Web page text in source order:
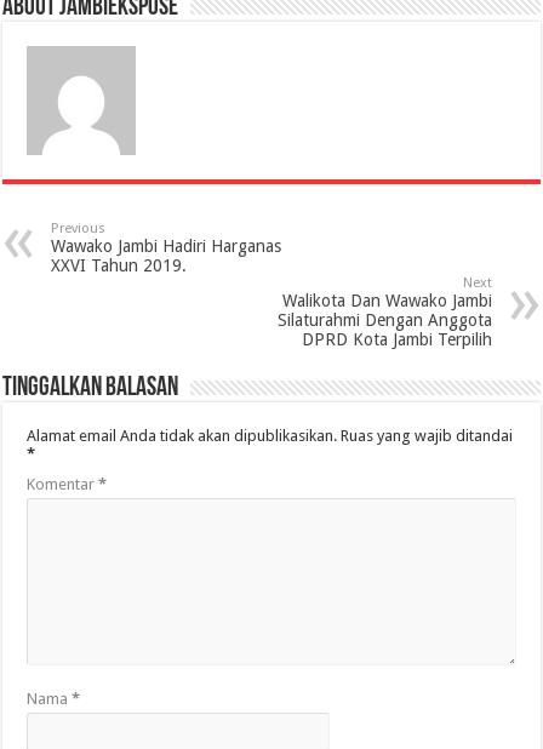
About jambiekspose
Previous
Wawako Jambi Hadiri Harganas
XXVI Tahun 2019.
Next
Walikota Dan Wawako Jambi
Silaturahmi Dengan Anggota
DPRD Kota Jambi Terpilih
Tinggalkan Balasan
Alamat email Anda tidak akan dipublikasikan. Ruas yang wajib ditandai
*
Komentar*
Nama*